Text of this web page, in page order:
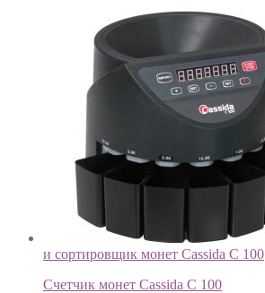
и сортировщик монет Cassida C 100
Счетчик монет Cassida C 100